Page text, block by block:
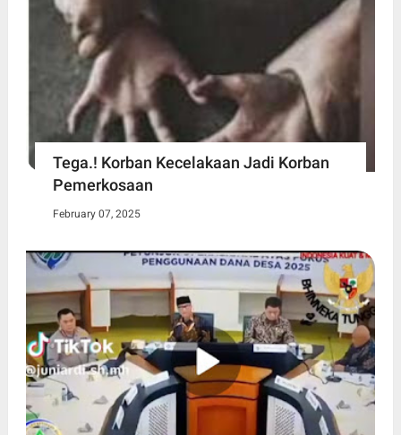
Tega.! Korban Kecelakaan Jadi Korban
Pemerkosaan
February 07, 2025